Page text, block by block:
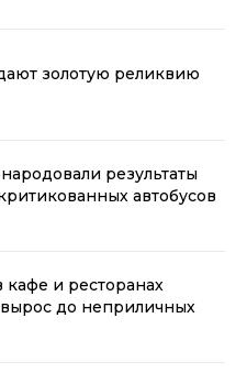
золотую реликвию
результаты
автобусов
и ресторанах
до неприличных